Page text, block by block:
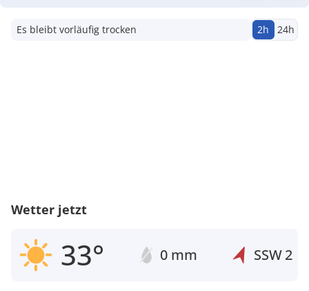
Es bleibt vorläufig trocken 2h 24h
Wetter jetzt
33° 0 mm SSW2